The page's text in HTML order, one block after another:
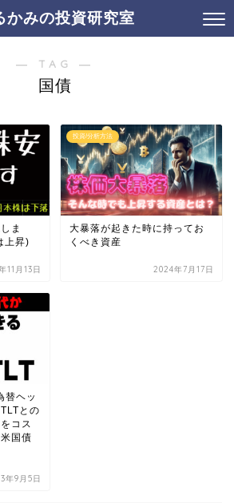
かみの投資研究室
― TAG ―
国債
ま
上昇)
11月13日
投資/分析方法
大暴落が起きた時に持ってお
くべき資産
2024年7月17日
替ヘッ
との
コス
国債
年9月5日